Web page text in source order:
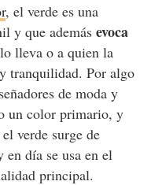
, el verde es una
y que además evoca
lleva o a quien la
tranquilidad. Por algo
de moda y
un color primario, y
verde surge de
día se usa en el
principal.